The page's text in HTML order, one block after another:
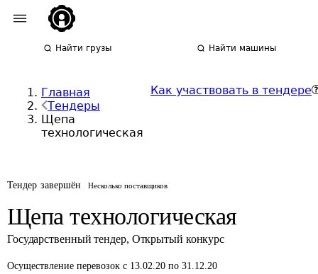
Найти грузы Найти машины
Главная
Тендеры
Щепа
технологическая
Как участвовать в тендере
Тендер завершён Несколько поставщиков
Щепа технологическая
Государственный тендер, Открытый конкурс
Осуществление перевозок с 13.02.20 по 31.12.20